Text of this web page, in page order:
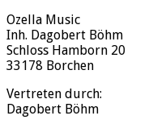
Ozella Music
Inh. Dagobert Böhm
Schloss Hamborn 20
33178 Borchen
Vertreten durch:
Dagobert Böhm